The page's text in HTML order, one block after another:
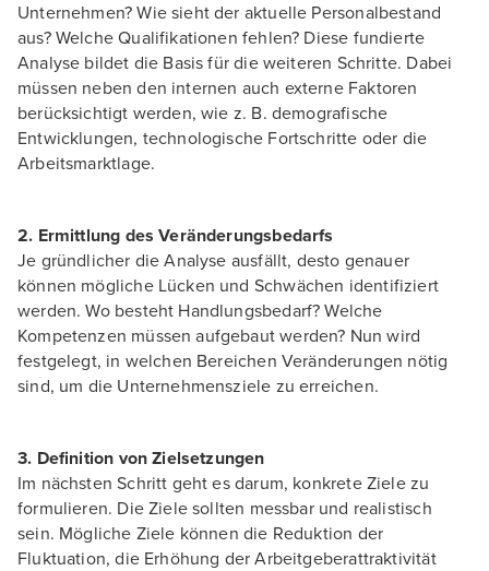
Unternehmen? Wie sieht der aktuelle Personalbestand
aus? Welche Qualifikationen fehlen? Diese fundierte
Analyse bildet die Basis für die weiteren Schritte. Dabei
müssen neben den internen auch externe Faktoren
berücksichtigt werden, wie z. B. demografische
Entwicklungen, technologische Fortschritte oder die
Arbeitsmarktlage.
2. Ermittlung des Veränderungsbedarfs
Je gründlicher die Analyse ausfällt, desto genauer
können mögliche Lücken und Schwächen identifiziert
werden. Wo besteht Handlungsbedarf? Welche
Kompetenzen müssen aufgebaut werden? Nun wird
festgelegt, in welchen Bereichen Veränderungen nötig
sind, um die Unternehmensziele zu erreichen.
3. Definition von Zielsetzungen
Im nächsten Schritt geht es darum, konkrete Ziele zu
formulieren. Die Ziele sollten messbar und realistisch
sein. Mögliche Ziele können die Reduktion der
Fluktuation, die Erhöhung der Arbeitgeberattraktivität